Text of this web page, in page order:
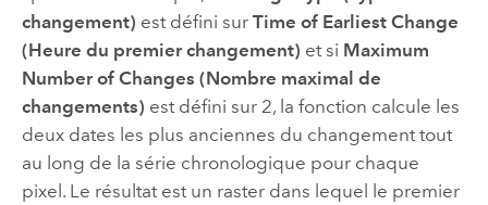
changement) est défini sur Time of Earliest Change
(Heure du premier changement) et si Maximum
Number of Changes (Nombre maximal de
changements) est défini sur 2, la fonction calcule les
deux dates les plus anciennes du changement tout
au long de la série chronologique pour chaque
pixel. Le résultat est un raster dans lequel le premier